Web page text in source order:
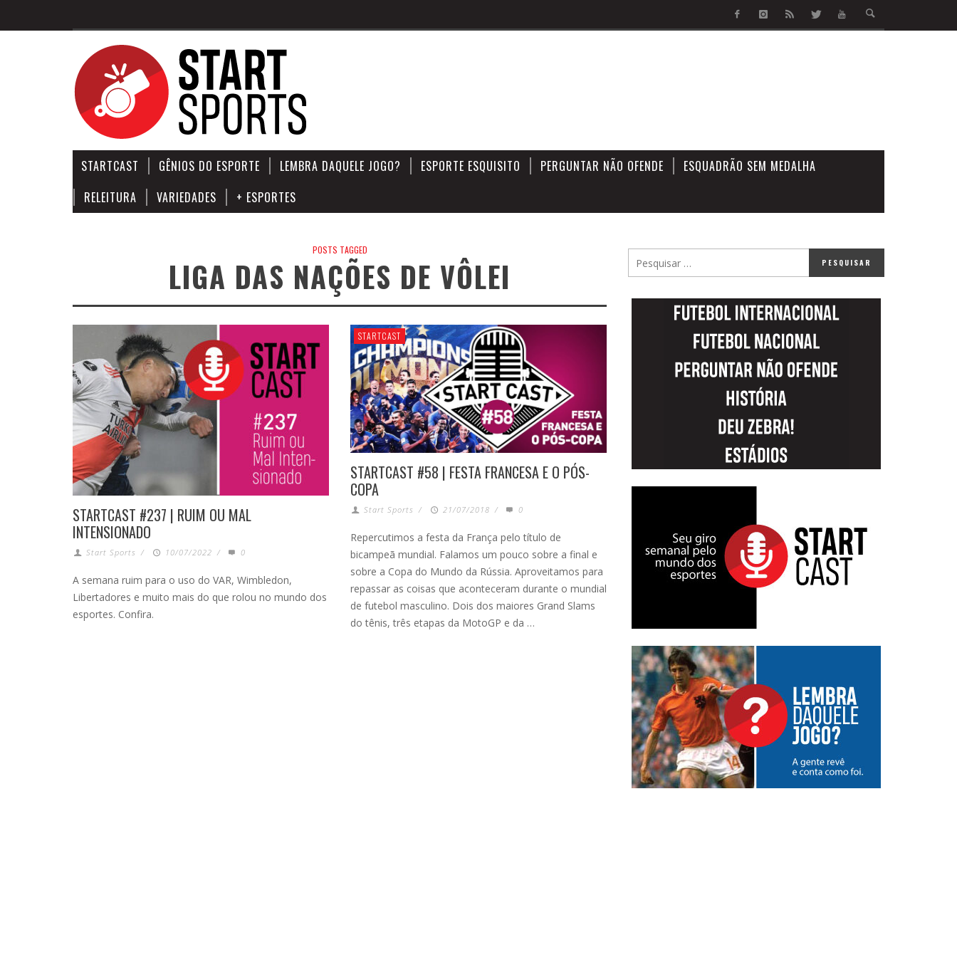
STARTCAST GÊNIOS DO ESPORTE LEMBRA DAQUELE JOGO? ESPORTE ESQUISITO PERGUNTAR NÃO OFENDE
ESQUADRÃO SEM MEDALHA
RELEITURA
VARIEDADES + ESPORTES
POSTS TAGGED
LIGA DAS NAÇÕES DE VÔLEI
STARTCAST #237 | RUIM OU MAL
INTENSIONADO
Start Sports / 10/07/2022 / 0
A semana ruim para o uso do VAR, Wimbledon,
Libertadores e muito mais do que rolou no mundo dos
esportes. Confira.
STARTCAST
STARTCAST #58 | FESTA FRANCESA E O PÓS-
COPA
Start Sports / 21/07/2018 / 0
Repercutimos a festa da França pelo título de
bicampeã mundial. Falamos um pouco sobre a final e
sobre a Copa do Mundo da Rússia. Aproveitamos para
repassar as coisas que aconteceram durante o mundial
de futebol masculino. Dois dos maiores Grand Slams
do tênis, três etapas da MotoGP e da …